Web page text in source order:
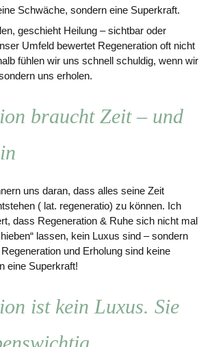
Schwäche, sondern eine Superkraft.
geschieht Heilung – sichtbar oder
Umfeld bewertet Regeneration oft nicht
fühlen wir uns schnell schuldig, wenn wir
uns erholen.
braucht Zeit – und
uns daran, dass alles seine Zeit
( lat. regeneratio) zu können. Ich
dass Regeneration & Ruhe sich nicht mal
lassen, kein Luxus sind – sondern
und Erholung sind keine
eine Superkraft!
ist kein Luxus. Sie